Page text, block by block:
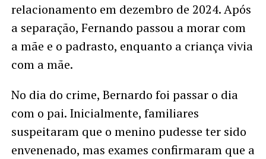
relacionamento em dezembro de 2024. Após
a separação, Fernando passou a morar com
a mãe e o padrasto, enquanto a criança vivia
com a mãe.
No dia do crime, Bernardo foi passar o dia
com o pai. Inicialmente, familiares
suspeitaram que o menino pudesse ter sido
envenenado, mas exames confirmaram que a